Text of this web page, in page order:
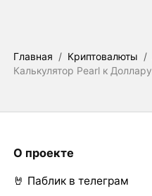
Главная / Криптовалюты /
Калькулятор Pearl к Доллару
О проекте
🤘 Паблик в телеграм